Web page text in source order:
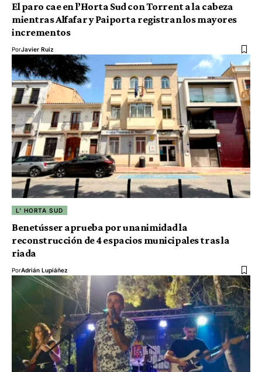
El paro cae en l’Horta Sud con Torrent a la cabeza
mientras Alfafar y Paiporta registran los mayores
incrementos
PorJavier Ruiz
L' HORTA SUD
Benetússer aprueba por unanimidad la
reconstrucción de 4 espacios municipales tras la
riada
PorAdrián Lupiáñez